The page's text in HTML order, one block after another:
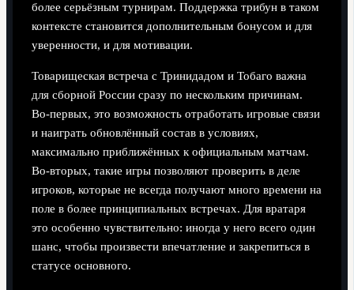
более серьёзным турнирам. Поддержка трибун в таком
контексте становится дополнительным бонусом и для
уверенности, и для мотивации.
Товарищеская встреча с Тринидадом и Тобаго важна
для сборной России сразу по нескольким причинам.
Во‑первых, это возможность отработать игровые связи
и наиграть обновлённый состав в условиях,
максимально приближённых к официальным матчам.
Во‑вторых, такие игры позволяют проверить в деле
игроков, которые не всегда получают много времени на
поле в более принципиальных встречах. Для вратаря
это особенно чувствительно: иногда у него всего один
шанс, чтобы произвести впечатление и закрепиться в
статусе основного.